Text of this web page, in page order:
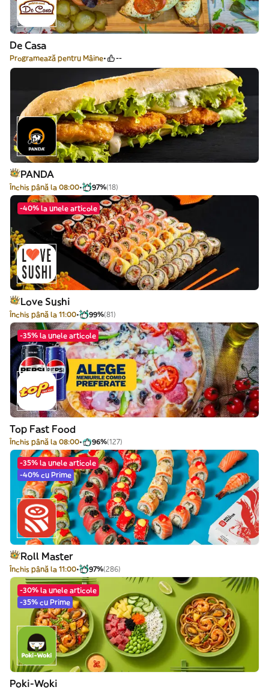
De Casa
Programează pentru Mâine --
PANDA
Închis până la 08:00 97%(18)
-40% la unele articole
Love Sushi
Închis până la 11:00 99%(81)
-35% la unele articole
Top Fast Food
Închis până la 08:00 96%(127)
-35% la unele articole
-40% cu Prime
Roll Master
Închis până la 11:00 97%(286)
-30% la unele articole
-35% cu Prime
Poki-Woki